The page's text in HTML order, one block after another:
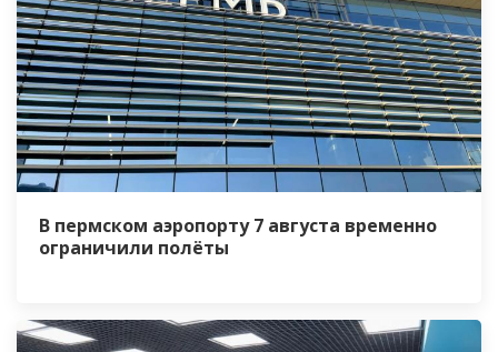
В пермском аэропорту 7 августа временно
ограничили полёты